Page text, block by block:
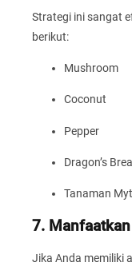
Strategi ini sangat
berikut:
Mushroom
Coconut
Pepper
Dragon’s
Tanaman
7.
Jika Anda memiliki